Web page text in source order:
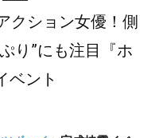
クション女優！側
り”にも注目『ホ
ベント